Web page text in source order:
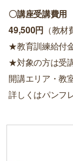
〇講座受講費用
49,500円 （教材
★教育訓練給付
★対象の方は受
開講エリア・教
詳しくはパンフ